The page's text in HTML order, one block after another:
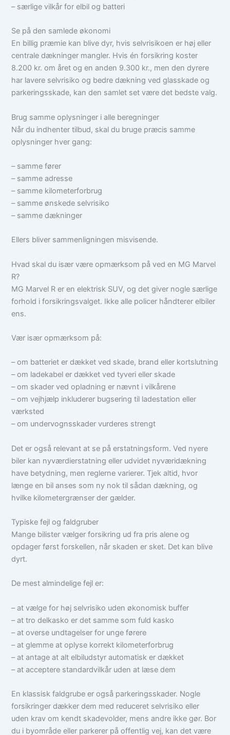
– særlige vilkår for elbil og batteri
Se på den samlede økonomi
En billig præmie kan blive dyr, hvis selvrisikoen er høj eller
centrale dækninger mangler. Hvis én forsikring koster
8.200 kr. om året og en anden 9.300 kr., men den dyrere
har lavere selvrisiko og bedre dækning ved glasskade og
parkeringsskade, kan den samlet set være det bedste valg.
Brug samme oplysninger i alle beregninger
Når du indhenter tilbud, skal du bruge præcis samme
oplysninger hver gang:
– samme fører
– samme adresse
– samme kilometerforbrug
– samme ønskede selvrisiko
– samme dækninger
Ellers bliver sammenligningen misvisende.
Hvad skal du især være opmærksom på ved en MG Marvel
R?
MG Marvel R er en elektrisk SUV, og det giver nogle særlige
forhold i forsikringsvalget. Ikke alle policer håndterer elbiler
ens.
Vær især opmærksom på:
– om batteriet er dækket ved skade, brand eller kortslutning
– om ladekabel er dækket ved tyveri eller skade
– om skader ved opladning er nævnt i vilkårene
– om vejhjælp inkluderer bugsering til ladestation eller
værksted
– om undervognsskader vurderes strengt
Det er også relevant at se på erstatningsform. Ved nyere
biler kan nyværdierstatning eller udvidet nyværidækning
have betydning, men reglerne varierer. Tjek altid, hvor
længe en bil anses som ny nok til sådan dækning, og
hvilke kilometergrænser der gælder.
Typiske fejl og faldgruber
Mange bilister vælger forsikring ud fra pris alene og
opdager først forskellen, når skaden er sket. Det kan blive
dyrt.
De mest almindelige fejl er:
– at vælge for høj selvrisiko uden økonomisk buffer
– at tro delkasko er det samme som fuld kasko
– at overse undtagelser for unge førere
– at glemme at oplyse korrekt kilometerforbrug
– at antage at alt elbiludstyr automatisk er dækket
– at acceptere standardvilkår uden at læse dem
En klassisk faldgrube er også parkeringsskader. Nogle
forsikringer dækker dem med reduceret selvrisiko eller
uden krav om kendt skadevolder, mens andre ikke gør. Bor
du i byområde eller parkerer på offentlig vej, kan det være